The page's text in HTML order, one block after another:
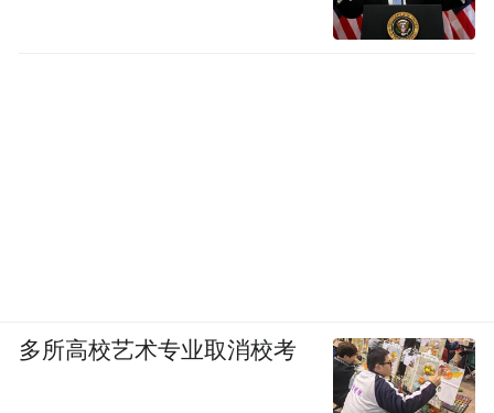
多所高校艺术专业取消校考